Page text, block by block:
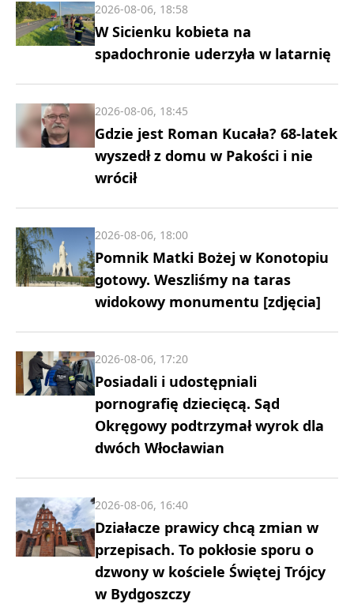
W Sicienku kobieta na
spadochronie uderzyła w latarnię
2026-08-06, 18:58
Gdzie jest Roman Kucała? 68-latek
wyszedł z domu w Pakości i nie
wrócił
2026-08-06, 18:45
Pomnik Matki Bożej w Konotopiu
gotowy. Weszliśmy na taras
widokowy monumentu [zdjęcia]
2026-08-06, 18:00
Posiadali i udostępniali
pornografię dziecięcą. Sąd
Okręgowy podtrzymał wyrok dla
dwóch Włocławian
2026-08-06, 17:20
Działacze prawicy chcą zmian w
przepisach. To pokłosie sporu o
dzwony w kościele Świętej Trójcy
w Bydgoszczy
2026-08-06, 16:40